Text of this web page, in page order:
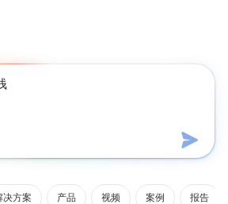
决方案 产品 视频 案例 报告